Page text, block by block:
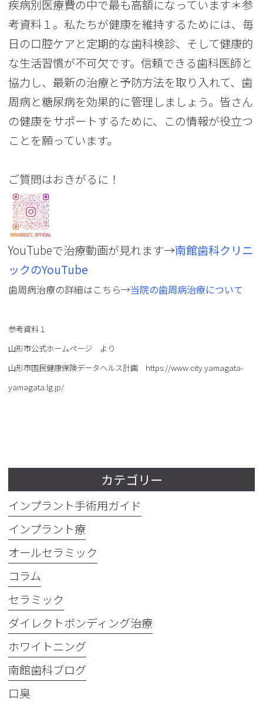
疾病別医療費の中で最も高額になっています＊参
考資料１。私たちが健康を維持するためには、毎
日の口腔ケアと定期的な歯科検診、そして健康的
な生活習慣が不可欠です。信頼できる歯科医師と
協力し、最新の治療と予防方法を取り入れて、歯
周病と糖尿病を効果的に管理しましょう。皆さん
の健康をサポートするために、この情報が役立つ
ことを願っています。
ご質問はおきがるに！
YouTubeで治療動画が見れます→南館歯科クリニ
ックのYouTube
歯周病治療の詳細はこちら→当院の歯周病治療について
参考資料１
山形市公式ホームページ より
山形市国民健康保険データヘルス計画 https://www.city.yamagata-
yamagata.lg.jp/
カテゴリー
インプラント手術用ガイド
インプラント療
オールセラミック
コラム
セラミック
ダイレクトボンディング治療
ホワイトニング
南館歯科ブログ
口臭